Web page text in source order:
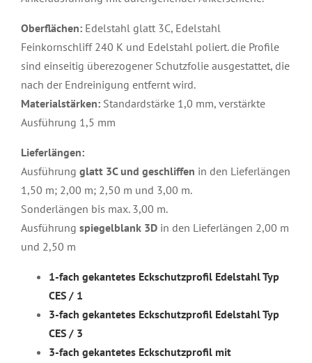
Oberflächen: Edelstahl glatt 3C, Edelstahl
Feinkornschliff 240 K und Edelstahl poliert. die Profile
sind einseitig überezogener Schutzfolie ausgestattet, die
nach der Endreinigung entfernt wird.
Materialstärken: Standardstärke 1,0 mm, verstärkte
Ausführung 1,5 mm
Lieferlängen:
Ausführung glatt 3C und geschliffen in den Lieferlängen
1,50 m; 2,00 m; 2,50 m und 3,00 m.
Sonderlängen bis max. 3,00 m.
Ausführung spiegelblank 3D in den Lieferlängen 2,00 m
und 2,50 m
1-fach gekantetes Eckschutzprofil Edelstahl Typ
CES / 1
3-fach gekantetes Eckschutzprofil Edelstahl Typ
CES / 3
3-fach gekantetes Eckschutzprofil mit